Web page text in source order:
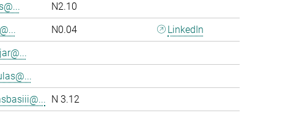
N2.10
N0.04
LinkedIn
N 3.12